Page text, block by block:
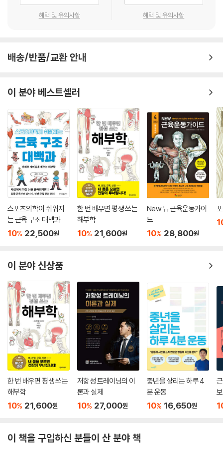
혜택 및 유의사항 혜택 및 유의사항
배송/반품/교환 안내
이 분야 베스트셀러
스포츠의학이 쉬워지
는 근육 구조 대백과
10% 22,500원
한 번 배우면 평생 쓰는
해부학
10% 21,600원
New 뉴 근육운동가이
드
10% 28,800원
이 분야 신상품
한 번 배우면 평생 쓰는
해부학
10% 21,600원
저항성 트레이닝의 이
론과 실제
10% 27,000원
중년을 살리는 하루 4
분 운동
10% 16,650원
이 책을 구입하신 분들이 산 분야 책